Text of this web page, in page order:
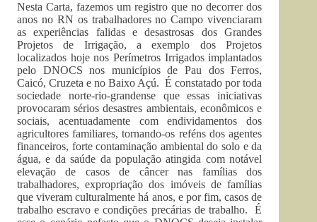
Nesta Carta, fazemos um registro que no decorrer dos
anos no RN os trabalhadores no Campo vivenciaram
as experiências falidas e desastrosas dos Grandes
Projetos de Irrigação, a exemplo dos Projetos
localizados hoje nos Perímetros Irrigados implantados
pelo DNOCS nos municípios de Pau dos Ferros,
Caicó, Cruzeta e no Baixo Açú. É constatado por toda
sociedade norte-rio-grandense que essas iniciativas
provocaram sérios desastres ambientais, econômicos e
sociais, acentuadamente com endividamentos dos
agricultores familiares, tornando-os reféns dos agentes
financeiros, forte contaminação ambiental do solo e da
água, e da saúde da população atingida com notável
elevação de casos de câncer nas famílias dos
trabalhadores, expropriação dos imóveis de famílias
que viveram culturalmente há anos, e por fim, casos de
trabalho escravo e condições precárias de trabalho. É